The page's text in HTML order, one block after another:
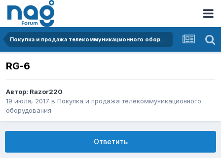
Покупка и продажа телекоммуникационного оборудования
RG-6
Автор: Razor220
19 июля, 2017 в Покупка и продажа телекоммуникационного
оборудования
Ответить